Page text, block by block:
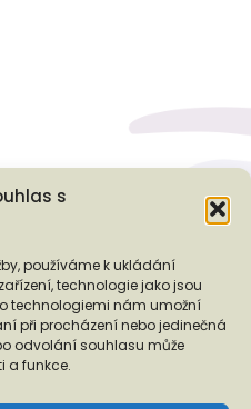
s
používáme k ukládání
technologie jako jsou
technologiemi nám umožní
při procházení nebo jedinečná
odvolání souhlasu může
a funkce.
❭